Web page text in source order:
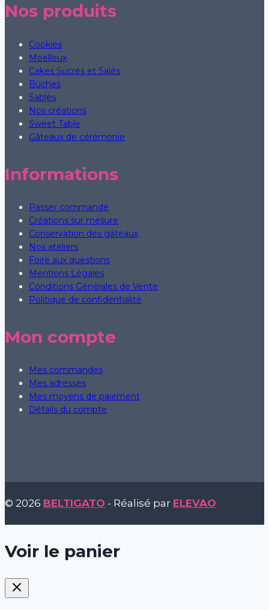
Nos produits
Cookies
Moelleux
Cakes Sucrés et Salés
Bûches
Sablés
Nos créations
Sweet Table
Gâteaux de cérémonie
Informations
Passer commande
Créations sur mesure
Conservation des gâteaux
Nos ateliers
Foire aux questions
Mentions Légales
Conditions Générales de Vente
Politique de confidentialité
Mon compte
Mes commandes
Mes adresses
Mes moyens de paiement
Détails du compte
© 2026 BELTIGATO - Réalisé par ELEVAO
Voir le panier